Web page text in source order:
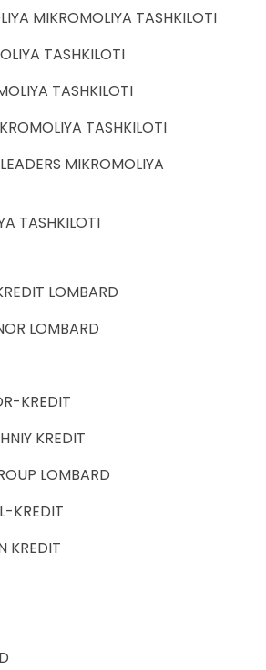
MIKROMOLIYA TASHKILOTI
TASHKILOTI
TASHKILOTI
TASHKILOTI
MIKROMOLIYA
TASHKILOTI
LOMBARD
LOMBARD
KREDIT
KREDIT
LOMBARD
KREDIT
KREDIT